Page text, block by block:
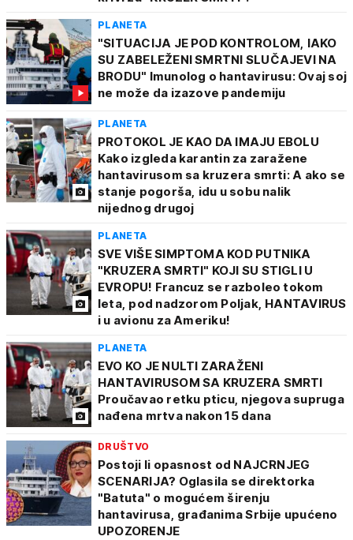
PLANETA
"SITUACIJA JE POD KONTROLOM, IAKO
SU ZABELEŽENI SMRTNI SLUČAJEVI NA
BRODU" Imunolog o hantavirusu: Ovaj soj
ne može da izazove pandemiju
PLANETA
PROTOKOL JE KAO DA IMAJU EBOLU
Kako izgleda karantin za zaražene
hantavirusom sa kruzera smrti: A ako se
stanje pogorša, idu u sobu nalik
nijednog drugoj
PLANETA
SVE VIŠE SIMPTOMA KOD PUTNIKA
"KRUZERA SMRTI" KOJI SU STIGLI U
EVROPU! Francuz se razboleo tokom
leta, pod nadzorom Poljak, HANTAVIRUS
i u avionu za Ameriku!
PLANETA
EVO KO JE NULTI ZARAŽENI
HANTAVIRUSOM SA KRUZERA SMRTI
Proučavao retku pticu, njegova supruga
nađena mrtva nakon 15 dana
DRUŠTVO
Postoji li opasnost od NAJCRNJEG
SCENARIJA? Oglasila se direktorka
"Batuta" o mogućem širenju
hantavirusa, građanima Srbije upućeno
UPOZORENJE